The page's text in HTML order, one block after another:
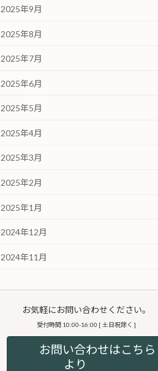
2025年9月
2025年8月
2025年7月
2025年6月
2025年5月
2025年4月
2025年3月
2025年2月
2025年1月
2024年12月
2024年11月
お気軽にお問い合わせください。
受付時間 10:00-16:00 [ 土日祝除く ]
お問い合わせはこちら
より